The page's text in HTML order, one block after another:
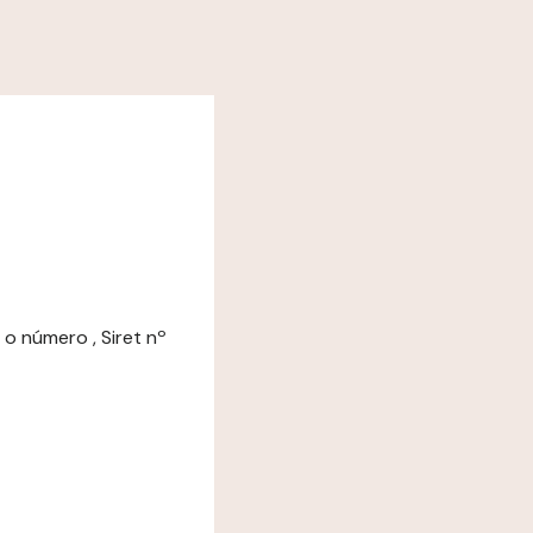
número , Siret nº